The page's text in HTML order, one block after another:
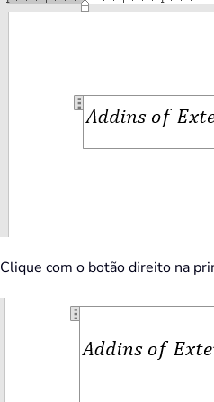
Clique com o botão direito na